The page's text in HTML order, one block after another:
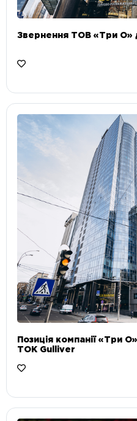
Звернення ТОВ «Три О»
Позиція компанії «Три
ТОК Gulliver